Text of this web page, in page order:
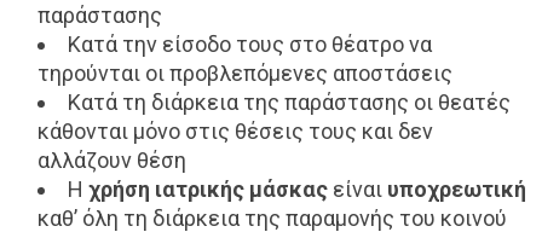
παράστασης
Κατά την είσοδο τους στο θέατρο να
τηρούνται οι προβλεπόμενες αποστάσεις
Κατά τη διάρκεια της παράστασης οι θεατές
κάθονται μόνο στις θέσεις τους και δεν
αλλάζουν θέση
Η χρήση ιατρικής μάσκας είναι υποχρεωτική
καθ’ όλη τη διάρκεια της παραμονής του κοινού